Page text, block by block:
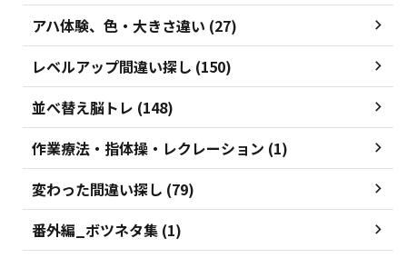
アハ体験、色・大きさ違い (27)
レベルアップ間違い探し (150)
並べ替え脳トレ (148)
作業療法・指体操・レクレーション (1)
変わった間違い探し (79)
番外編_ボツネタ集 (1)